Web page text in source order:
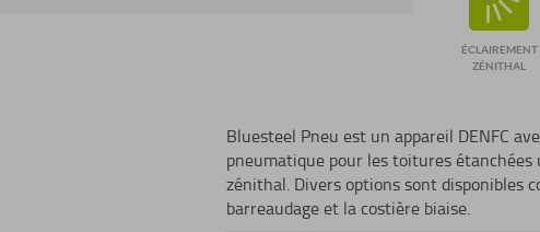
ÉCLAIREMENT
ZÉNITHAL
Bluesteel Pneu est un appareil DENFC
pneumatique pour les toitures
zénithal. Divers options sont disponibles
barreaudage et la costière biaise.